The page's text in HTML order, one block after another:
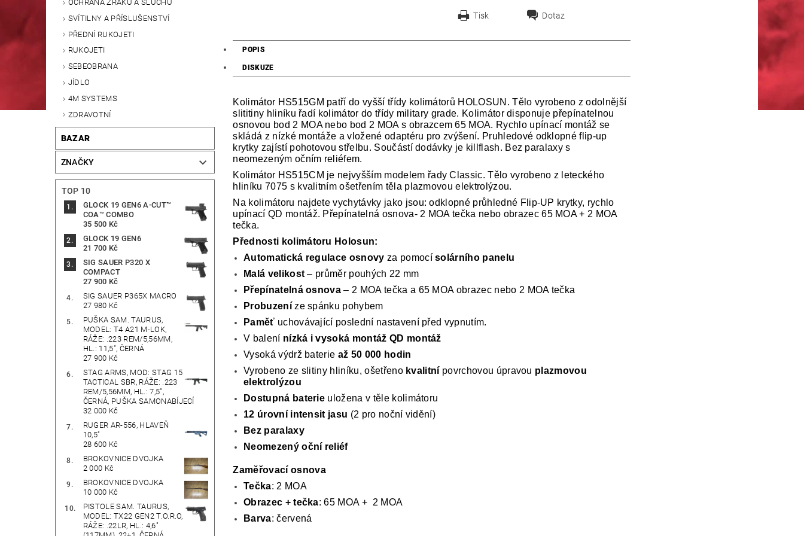
OCHRANA ZRAKU A SLUCHU
SVÍTILNY A PŘÍSLUŠENSTVÍ
PŘEDNÍ RUKOJETI
RUKOJETI
SEBEOBRANA
JÍDLO
4M SYSTEMS
ZDRAVOTNÍ
BAZAR
ZNAČKY
TOP 10
GLOCK 19 GEN6 A-CUT™
COA™ COMBO
35 500 Kč
GLOCK 19 GEN6
21 700 Kč
SIG SAUER P320 X
COMPACT
27 900 Kč
SIG SAUER P365X MACRO
27 980 Kč
PUŠKA SAM. TAURUS,
MODEL: T4 A21 M-LOK,
RÁŽE: .223 REM/5,56MM,
HL.: 11,5", ČERNÁ
27 900 Kč
STAG ARMS, MOD: STAG 15
TACTICAL SBR, RÁŽE: .223
REM/5,56MM, HL.: 7,5",
ČERNÁ, PUŠKA SAMONABÍJECÍ
32 000 Kč
RUGER AR-556, HLAVEŇ
10,5"
28 600 Kč
BROKOVNICE DVOJKA
2 000 Kč
BROKOVNICE DVOJKA
10 000 Kč
PISTOLE SAM. TAURUS,
MODEL: TX22 GEN2 T.O.R.O,
RÁŽE: .22LR, HL.: 4,6"
Tisk Dotaz
POPIS
DISKUZE
Kolimátor HS515GM patří do vyšší třídy kolimátorů HOLOSUN. Tělo vyrobeno z odolnější
slititiny hliníku řadí kolimátor do třídy military grade. Kolimátor disponuje přepínatelnou
osnovou bod 2 MOA nebo bod 2 MOA s obrazcem 65 MOA. Rychlo upínací montáž se
skládá z nízké montáže a vložené odaptéru pro zvýšení. Pruhledové odklopné flip-up
krytky zajístí pohotovou střelbu. Součástí dodávky je killflash. Bez paralaxy s
neomezeným očním reliéfem.
Kolimátor HS515CM je nejvyšším modelem řady Classic. Tělo vyrobeno z leteckého
hliníku 7075 s kvalitním ošetřením těla plazmovou elektrolýzou.
Na kolimátoru najdete vychytávky jako jsou: odklopné průhledné Flip-UP krytky, rychlo
upínací QD montáž. Přepínatelná osnova- 2 MOA tečka nebo obrazec 65 MOA + 2 MOA
tečka.
Přednosti kolimátoru Holosun:
Automatická regulace osnovy za pomocísolárního panelu
Malá velikost – průměr pouhých 22 mm
Přepínatelná osnova – 2 MOA tečka a 65 MOA obrazec nebo 2 MOA tečka
Probuzeníze spánku pohybem
Paměť uchovávající poslední nastavení před vypnutím.
V balení nízká i vysoká montáž QD montáž
Vysoká výdrž baterie až 50 000 hodin
Vyrobeno ze slitiny hliníku, ošetřeno kvalitní povrchovou úpravou plazmovou
elektrolýzou
Dostupná baterie uložena v těle kolimátoru
12 úrovní intensit jasu (2 pro noční vidění)
Bez paralaxy
Neomezený oční reliéf
Zaměřovací osnova
Tečka: 2 MOA
Obrazec + tečka: 65 MOA + 2 MOA
Barva: červená